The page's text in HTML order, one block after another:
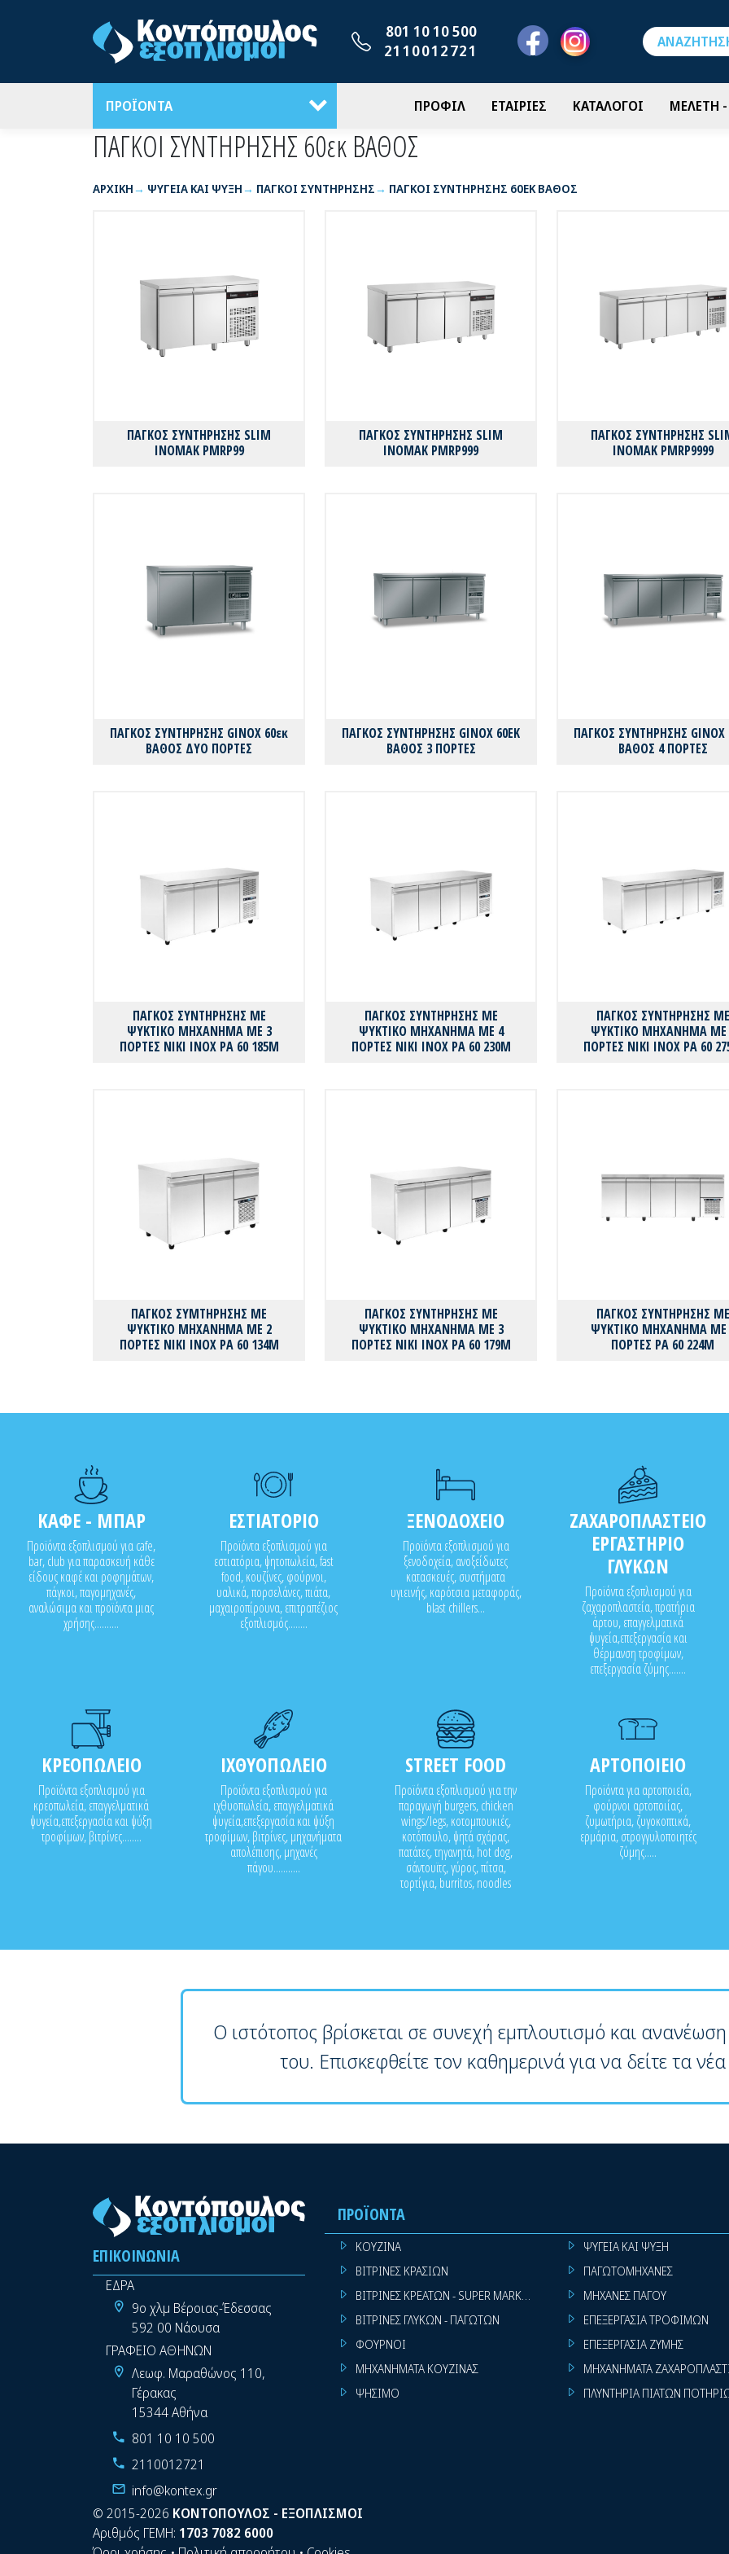
801 10 10 500
2110012721
ΠΡΟΪΟΝΤΑ ΠΡΟΦΙΛ ΕΤΑΙΡΙΕΣ ΚΑΤΑΛΟΓΟΙ ΜΕΛΕΤΗ
ΠΑΓΚΟΙ ΣΥΝΤΗΡΗΣΗΣ 60εκ ΒΑΘΟΣ
ΑΡΧΙΚΉ ΨΥΓΕΙΑ ΚΑΙ ΨΥΞΗ ΠΑΓΚΟΙ ΣΥΝΤΗΡΗΣΗΣ ΠΑΓΚΟΙ ΣΥΝΤΗΡΗΣΗΣ 60ΕΚ ΒΑΘΟΣ
ΠΑΓΚΟΣ ΣΥΝΤΗΡΗΣΗΣ SLIM
INOMAK PMRP99
ΠΑΓΚΟΣ ΣΥΝΤΗΡΗΣΗΣ SLIM
INOMAK PMRP999
ΠΑΓΚΟΣ ΣΥΝΤΗΡΗΣΗΣ
INOMAK PMRP9999
ΠΑΓΚΟΣ ΣΥΝΤΗΡΗΣΗΣ GINOX 60εκ
ΒΑΘΟΣ ΔΥΟ ΠΟΡΤΕΣ
ΠΑΓΚΟΣ ΣΥΝΤΗΡΗΣΗΣ GINOX 60EK
ΒΑΘΟΣ 3 ΠΟΡΤΕΣ
ΠΑΓΚΟΣ ΣΥΝΤΗΡΗΣΗΣ GINOX
ΒΑΘΟΣ 4 ΠΟΡΤΕΣ
ΠΑΓΚΟΣ ΣΥΝΤΗΡΗΣΗΣ ΜΕ
ΨΥΚΤΙΚΟ ΜΗΧΑΝΗΜΑ ΜΕ 3
ΠΟΡΤΕΣ ΝΙΚΙ ΙΝΟΧ PA 60 185M
ΠΑΓΚΟΣ ΣΥΝΤΗΡΗΣΗΣ ΜΕ
ΨΥΚΤΙΚΟ ΜΗΧΑΝΗΜΑ ΜΕ 4
ΠΟΡΤΕΣ ΝΙΚΙ ΙΝΟΧ PA 60 230M
ΠΑΓΚΟΣ ΣΥΝΤΗΡΗΣΗΣ ΜΕ
ΨΥΚΤΙΚΟ ΜΗΧΑΝΗΜΑ ΜΕ
ΠΟΡΤΕΣ ΝΙΚΙ ΙΝΟΧ PA 60
ΠΑΓΚΟΣ ΣΥΜΤΗΡΗΣΗΣ ΜΕ
ΨΥΚΤΙΚΟ ΜΗΧΑΝΗΜΑ ΜΕ 2
ΠΟΡΤΕΣ ΝΙΚΙ ΙΝΟΧ PA 60 134M
ΠΑΓΚΟΣ ΣΥΝΤΗΡΗΣΗΣ ΜΕ
ΨΥΚΤΙΚΟ ΜΗΧΑΝΗΜΑ ΜΕ 3
ΠΟΡΤΕΣ ΝΙΚΙ ΙΝΟΧ PA 60 179M
ΠΑΓΚΟΣ ΣΥΝΤΗΡΗΣΗΣ ΜΕ
ΨΥΚΤΙΚΟ ΜΗΧΑΝΗΜΑ ΜΕ
ΠΟΡΤΕΣ PA 60 224M
ΚΑΦΕ - ΜΠΑΡ
Προϊόντα εξοπλισμού για cafe,
bar, club για παρασκευή κάθε
είδους καφέ και ροφημάτων,
πάγκοι, παγομηχανές,
αναλώσιμα και προϊόντα μιας
χρήσης..........
ΕΣΤΙΑΤΟΡΙΟ
Προϊόντα εξοπλισμού για
εστιατόρια, ψητοπωλεία, fast
food, κουζίνες, φούρνοι,
υαλικά, πορσελάνες, πιάτα,
μαχαιροπίρουνα, επιτραπέζιος
εξοπλισμός........
ΞΕΝΟΔΟΧΕΙΟ
Προϊόντα εξοπλισμού για
ξενοδοχεία, ανοξείδωτες
κατασκευές, συστήματα
υγιεινής, καρότσια μεταφοράς,
blast chillers...
ΖΑΧΑΡΟΠΛΑΣΤΕΙΟ
ΕΡΓΑΣΤΗΡΙΟ
ΓΛΥΚΩΝ
Προϊόντα εξοπλισμού για
ζαχαροπλαστεία, πρατήρια
άρτου, επαγγελματικά
ψυγεία,επεξεργασία και
θέρμανση τροφίμων,
επεξεργασία ζύμης.......
ΚΡΕΟΠΩΛΕΙΟ
Προϊόντα εξοπλισμού για
κρεοπωλεία, επαγγελματικά
ψυγεία,επεξεργασία και ψύξη
τροφίμων, βιτρίνες........
ΙΧΘΥΟΠΩΛΕΙΟ
Προϊόντα εξοπλισμού για
ιχθυοπωλεία, επαγγελματικά
ψυγεία,επεξεργασία και ψύξη
τροφίμων, βιτρίνες, μηχανήματα
απολέπισης, μηχανές
πάγου...........
STREET FOOD
Προϊόντα εξοπλισμού για την
παραγωγή burgers, chicken
wings/legs, κοτομπουκιές,
κοτόπουλο, ψητά σχάρας,
πατάτες, τηγανητά, hot dog,
σάντουϊτς, γύρος, πίτσα,
τορτίγια, burritos, noodles
ΑΡΤΟΠΟΙΕΙΟ
Προϊόντα για αρτοποιεία,
φούρνοι αρτοποιίας,
ζυμωτήρια, ζυγοκοπτικά,
ερμάρια, στρογγυλοποιητές
ζύμης.....
Ο ιστότοπος βρίσκεται σε συνεχή εμπλουτισμό και
του. Επισκεφθείτε τον καθημερινά για να δείτε τα
ΕΠΙΚΟΙΝΩΝΊΑ
ΕΔΡΑ
9ο χλμ Βέροιας-Έδεσσας
592 00 Νάουσα
ΓΡΑΦΕΙΟ ΑΘΗΝΩΝ
Λεωφ. Μαραθώνος 110,
Γέρακας
15344 Αθήνα
801 10 10 500
2110012721
info@kontex.gr
ΠΡΟΪΌΝΤΑ
ΚΟΥΖΙΝΑ
ΒΙΤΡΙΝΕΣ ΚΡΑΣΙΩΝ
ΒΙΤΡΙΝΕΣ ΚΡΕΑΤΩΝ - SUPER MARKET
ΒΙΤΡΙΝΕΣ ΓΛΥΚΩΝ - ΠΑΓΩΤΩΝ
ΦΟΥΡΝΟΙ
ΜΗΧΑΝΗΜΑΤΑ ΚΟΥΖΙΝΑΣ
ΨΗΣΙΜΟ
ΨΥΓΕΙΑ ΚΑΙ ΨΥΞΗ
ΠΑΓΩΤΟΜΗΧΑΝΕΣ
ΜΗΧΑΝΕΣ ΠΑΓΟΥ
ΕΠΕΞΕΡΓΑΣΙΑ ΤΡΟΦΙΜΩΝ
ΕΠΕΞΕΡΓΑΣΙΑ ΖΥΜΗΣ
ΜΗΧΑΝΗΜΑΤΑ
ΠΛΥΝΤΗΡΙΑ ΠΙΑΤΩΝ
© 2015-2026 ΚΟΝΤΟΠΟΥΛΟΣ - ΕΞΟΠΛΙΣΜΟΙ
Αριθμός ΓΕΜΗ: 1703 7082 6000